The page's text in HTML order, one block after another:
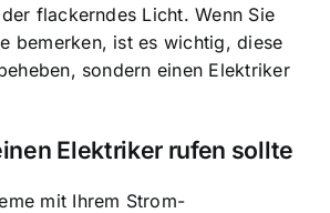
flackerndes Licht. Wenn Sie
bemerken, ist es wichtig, diese
sondern einen Elektriker
Elektriker rufen sollte
mit Ihrem Strom-